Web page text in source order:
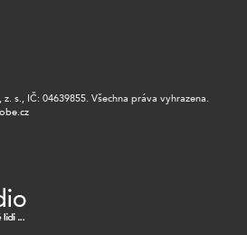
s., IČ: 04639855. Všechna práva vyhrazena.